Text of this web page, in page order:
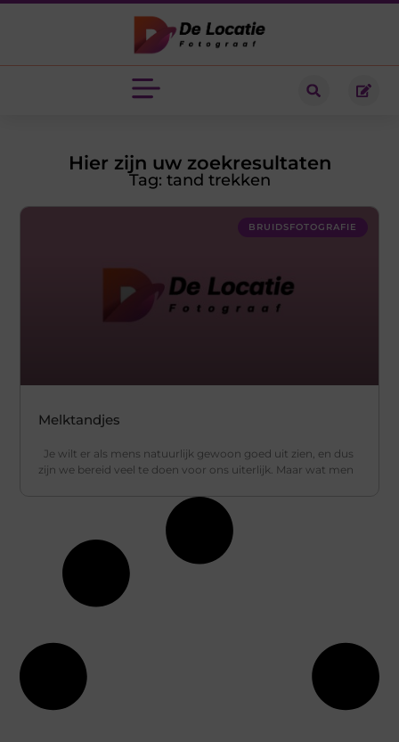
Hier zijn uw zoekresultaten
Tag: tand trekken
BRUIDSFOTOGRAFIE
Melktandjes
Je wilt er als mens natuurlijk gewoon goed uit zien, en dus
zijn we bereid veel te doen voor ons uiterlijk. Maar wat men